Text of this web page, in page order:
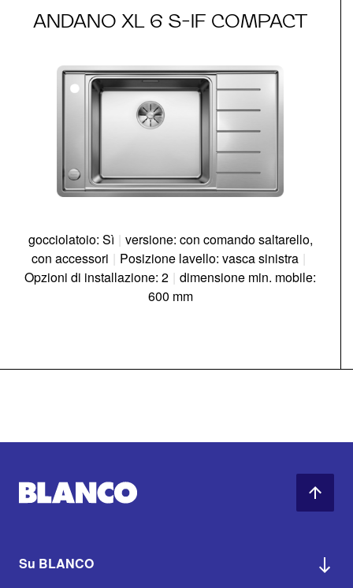
ANDANO XL 6 S-IF COMPACT
gocciolatoio: Sì | versione: con comando saltarello,
con accessori | Posizione lavello: vasca sinistra |
Opzioni di installazione: 2 | dimensione min. mobile:
600 mm
Su BLANCO